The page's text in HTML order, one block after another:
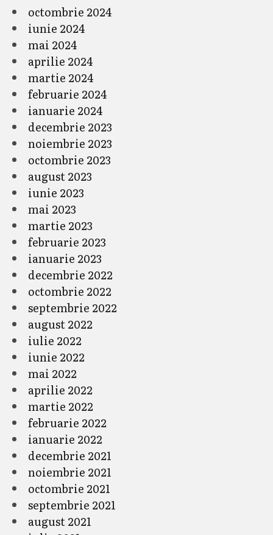
octombrie 2024
iunie 2024
mai 2024
aprilie 2024
martie 2024
februarie 2024
ianuarie 2024
decembrie 2023
noiembrie 2023
octombrie 2023
august 2023
iunie 2023
mai 2023
martie 2023
februarie 2023
ianuarie 2023
decembrie 2022
octombrie 2022
septembrie 2022
august 2022
iulie 2022
iunie 2022
mai 2022
aprilie 2022
martie 2022
februarie 2022
ianuarie 2022
decembrie 2021
noiembrie 2021
octombrie 2021
septembrie 2021
august 2021